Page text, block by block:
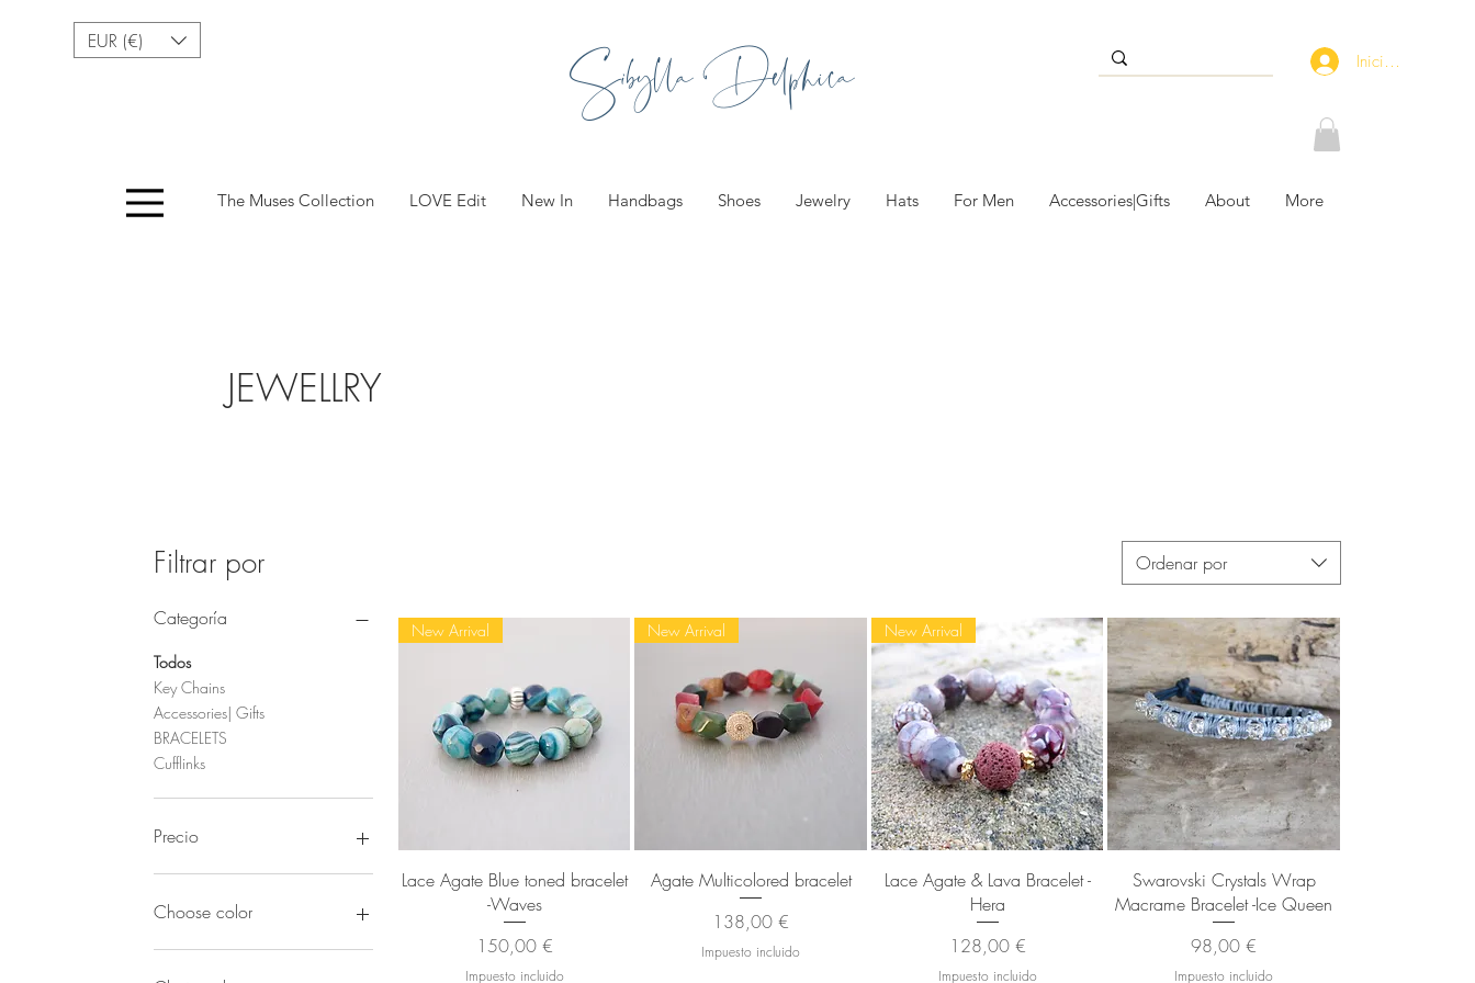
EUR (€) Sibylla Delphica Iniciar sesión
The Muses Collection LOVE Edit New In Handbags Shoes Jewelry Hats For Men Accessories|Gifts About More
JEWELLRY
Filtrar por
Categoría
Todos
Key Chains
Accessories| Gifts
BRACELETS
Cufflinks
Precio
15 €
Choose color
Ordenar por
Vista rápida
New Arrival
Lace Agate Blue toned bracelet
-Waves
Precio
150,00 €
Impuesto incluido
Vista rápida
New Arrival
Agate Multicolored bracelet
Precio
138,00 €
Impuesto incluido
Vista rápida
New Arrival
Lace Agate & Lava Bracelet -
Hera
Precio
128,00 €
Impuesto incluido
Vista rápida
Swarovski Crystals Wrap
Macrame Bracelet -Ice Queen
Precio
98,00 €
Impuesto incluido